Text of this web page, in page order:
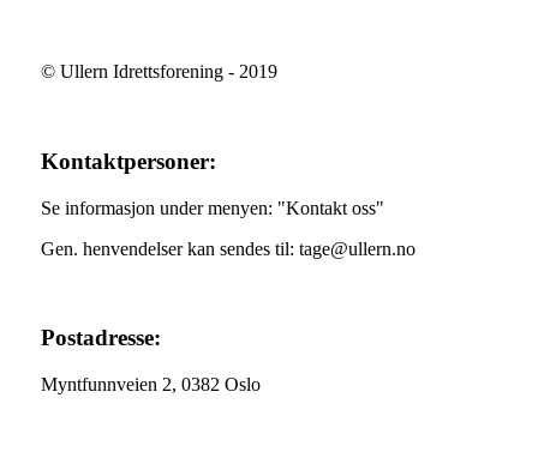
© Ullern Idrettsforening - 2019
Kontaktpersoner:
Se informasjon under menyen: "Kontakt oss"
Gen. henvendelser kan sendes til: tage@ullern.no
Postadresse:
Myntfunnveien 2, 0382 Oslo